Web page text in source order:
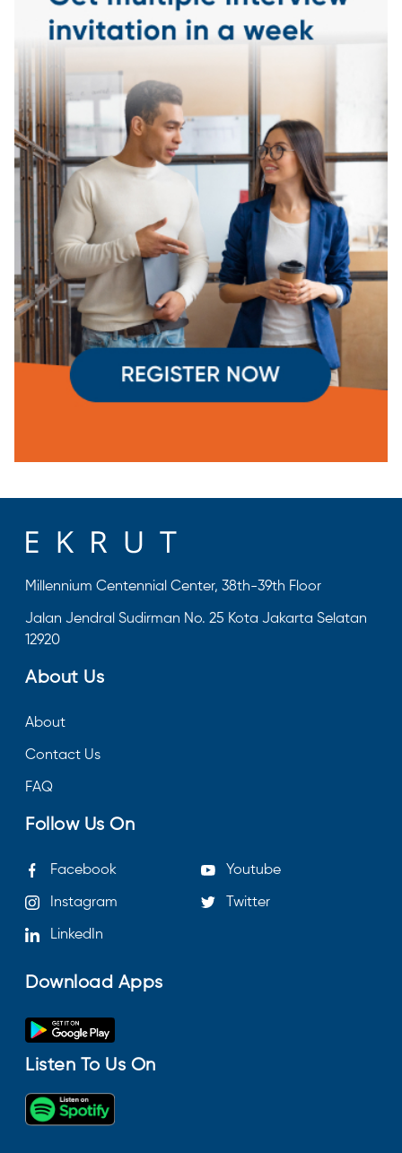
Millennium Centennial Center, 38th-39th Floor
Jalan Jendral Sudirman No. 25 Kota Jakarta Selatan
12920
About Us
About
Contact Us
FAQ
Follow Us On
Facebook Youtube
Instagram Twitter
LinkedIn
Download Apps
Listen To Us On